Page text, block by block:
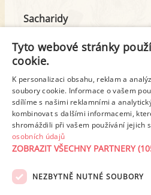
Sacharidy
z toho cukr
Tuk
z toho nas. mastné
Detailní
Tyto webové stránky
cookie.
K personalizaci obsahu, reklam a
soubory cookie. Informace o vašem
sdílíme s našimi reklamními a
kombinovat s dalšími informacemi,
shromáždili při vašem používání jejich
osobních údajů
ZOBRAZIT VŠECHNY PARTNERY
NEZBYTNĚ NUTNÉ SOUBORY